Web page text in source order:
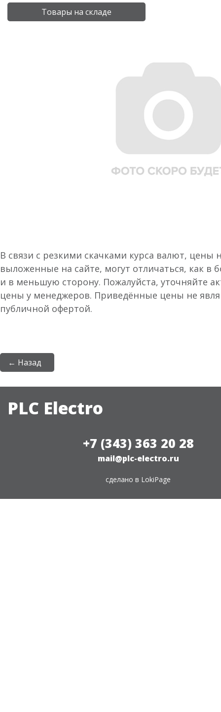
Товары на складе
В связи с резкими скачками курса валют, цены
выложенные на сайте, могут отличаться, как в
и в меньшую сторону. Пожалуйста, уточняйте
цены у менеджеров. Приведённые цены не
публичной офертой.
← Назад
PLC Electro
+7 (343) 363 20 28
mail@plc-electro.ru
сделано в LokiPage